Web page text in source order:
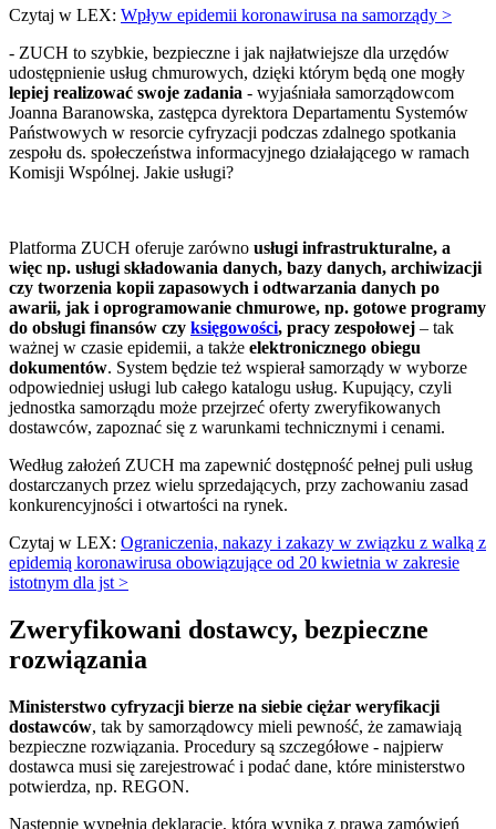
Czytaj w LEX: Wpływ epidemii koronawirusa na samorządy >
- ZUCH to szybkie, bezpieczne i jak najłatwiejsze dla urzędów
udostępnienie usług chmurowych, dzięki którym będą one mogły
lepiej realizować swoje zadania - wyjaśniała samorządowcom
Joanna Baranowska, zastępca dyrektora Departamentu Systemów
Państwowych w resorcie cyfryzacji podczas zdalnego spotkania
zespołu ds. społeczeństwa informacyjnego działającego w ramach
Komisji Wspólnej. Jakie usługi?
Platforma ZUCH oferuje zarówno usługi infrastrukturalne, a
więc np. usługi składowania danych, bazy danych, archiwizacji
czy tworzenia kopii zapasowych i odtwarzania danych po
awarii, jak i oprogramowanie chmurowe, np. gotowe programy
do obsługi finansów czy księgowości, pracy zespołowej – tak
ważnej w czasie epidemii, a także elektronicznego obiegu
dokumentów. System będzie też wspierał samorządy w wyborze
odpowiedniej usługi lub całego katalogu usług. Kupujący, czyli
jednostka samorządu może przejrzeć oferty zweryfikowanych
dostawców, zapoznać się z warunkami technicznymi i cenami.
Według założeń ZUCH ma zapewnić dostępność pełnej puli usług
dostarczanych przez wielu sprzedających, przy zachowaniu zasad
konkurencyjności i otwartości na rynek.
Czytaj w LEX: Ograniczenia, nakazy i zakazy w związku z walką z
epidemią koronawirusa obowiązujące od 20 kwietnia w zakresie
istotnym dla jst >
Zweryfikowani dostawcy, bezpieczne
rozwiązania
Ministerstwo cyfryzacji bierze na siebie ciężar weryfikacji
dostawców, tak by samorządowcy mieli pewność, że zamawiają
bezpieczne rozwiązania. Procedury są szczegółowe - najpierw
dostawca musi się zarejestrować i podać dane, które ministerstwo
potwierdza, np. REGON.
Następnie wypełnia deklarację, która wynika z prawa zamówień